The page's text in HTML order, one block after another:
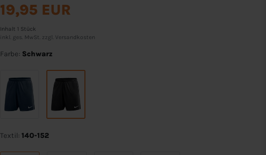
19,95 EUR
Inhalt 1 Stück
inkl. ges. MwSt. zzgl. Versandkosten
Farbe: Schwarz
Textil: 140-152